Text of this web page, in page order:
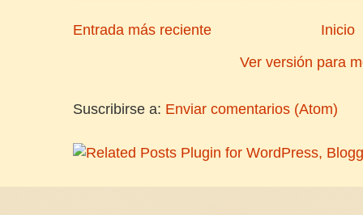
Entrada más reciente
Inicio
Ver versión para
Suscribirse a: Enviar comentarios (Atom)